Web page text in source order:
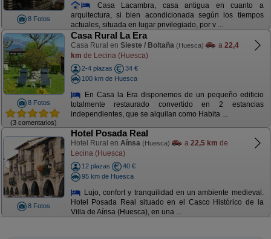
8 Fotos
Casa Lacambra, casa antigua en cuanto a
arquitectura, si bien acondicionada según los tiempos
actuales, situada en lugar privilegiado, por v ...
8 Fotos
(3 comentarios)
Casa Rural La Era
Casa Rural en Sieste / Boltaña (Huesca) a 22,4
km de Lecina (Huesca)
2-4 plazas
34 €
100 km de Huesca
En Casa la Era disponemos de un pequeño edificio
totalmente restaurado convertido en 2 estancias
independientes, que se alquilan como Habita ...
8 Fotos
Hotel Posada Real
Hotel Rural en Aínsa (Huesca) a 22,5 km de
Lecina (Huesca)
12 plazas
40 €
95 km de Huesca
Lujo, confort y tranquilidad en un ambiente medieval.
Hotel Posada Real situado en el Casco Histórico de la
Villa de Aínsa (Huesca), en una ...